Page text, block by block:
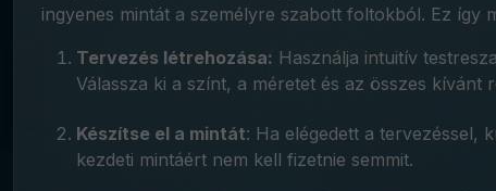
ingyenes mintát a személyre szabott foltokból. Ez így
Tervezés létrehozása: Használja intuitív
Válassza ki a színt, a méretet és az összes kívánt
Készítse el a mintát: Ha elégedett a tervezéssel,
kezdeti mintáért nem kell fizetnie semmit.